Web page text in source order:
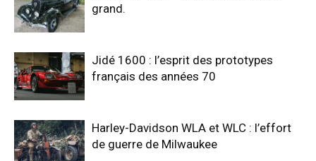
grand.
Jidé 1600 : l’esprit des prototypes
français des années 70
Harley-Davidson WLA et WLC : l’effort
de guerre de Milwaukee